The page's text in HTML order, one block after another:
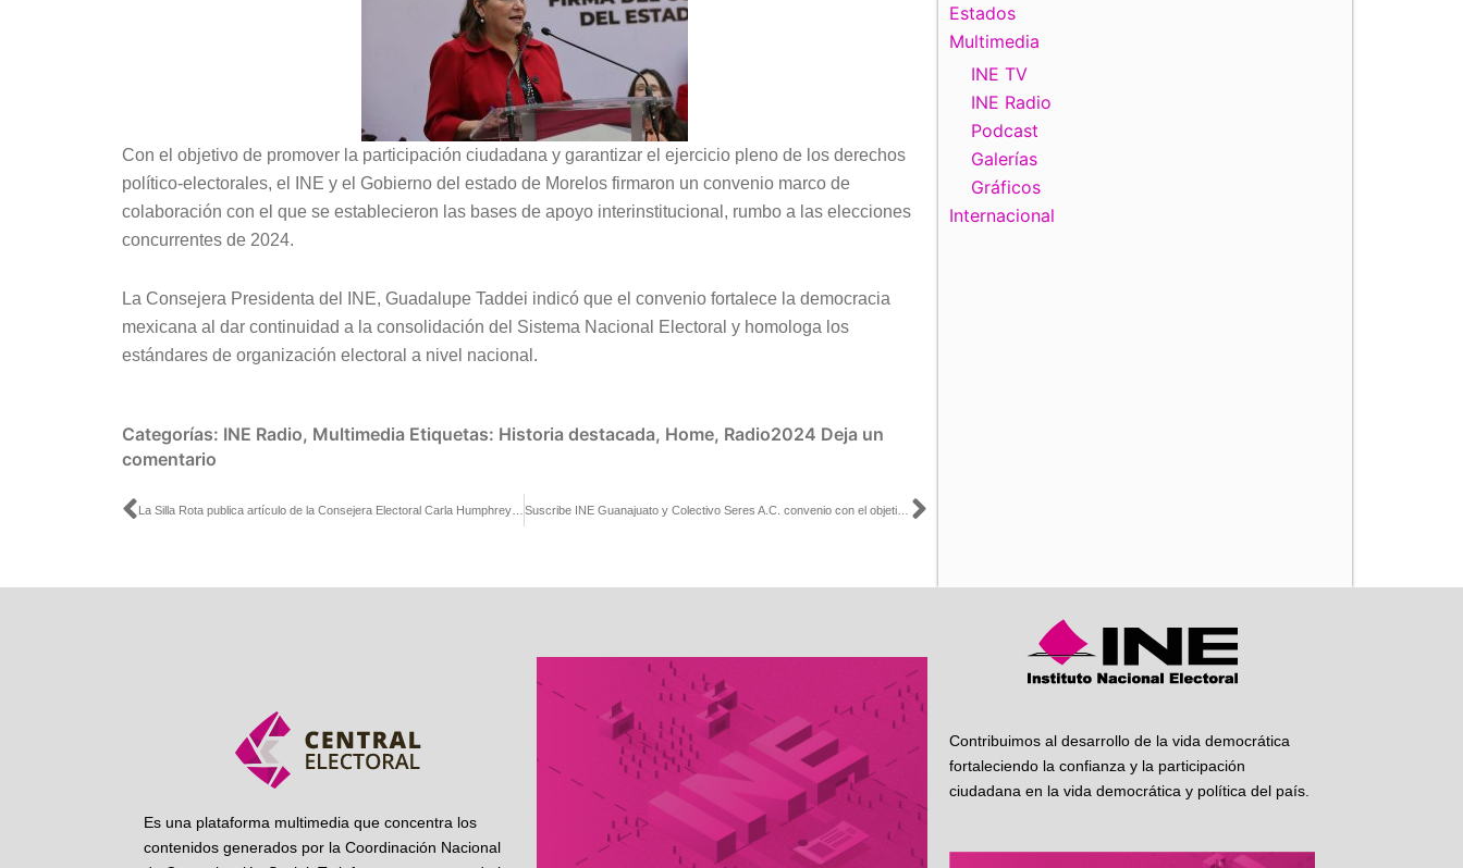
Con el objetivo de promover la participación ciudadana y garantizar el ejercicio pleno de los derechos
político-electorales, el INE y el Gobierno del estado de Morelos firmaron un convenio marco de
colaboración con el que se establecieron las bases de apoyo interinstitucional, rumbo a las elecciones
concurrentes de 2024.
La Consejera Presidenta del INE, Guadalupe Taddei indicó que el convenio fortalece la democracia
mexicana al dar continuidad a la consolidación del Sistema Nacional Electoral y homologa los
estándares de organización electoral a nivel nacional.
Categorías: INE Radio, Multimedia Etiquetas: Historia destacada, Home, Radio2024 Deja un
comentario
Ant Siguiente
Estados
Multimedia
INE TV
INE Radio
Podcast
Galerías
Gráficos
Internacional
Es una plataforma multimedia que concentra los
contenidos generados por la Coordinación Nacional
Contribuimos al desarrollo de la vida democrática
fortaleciendo la confianza y la participación
ciudadana en la vida democrática y política del país.